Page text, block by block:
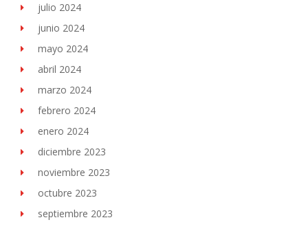
julio 2024
junio 2024
mayo 2024
abril 2024
marzo 2024
febrero 2024
enero 2024
diciembre 2023
noviembre 2023
octubre 2023
septiembre 2023